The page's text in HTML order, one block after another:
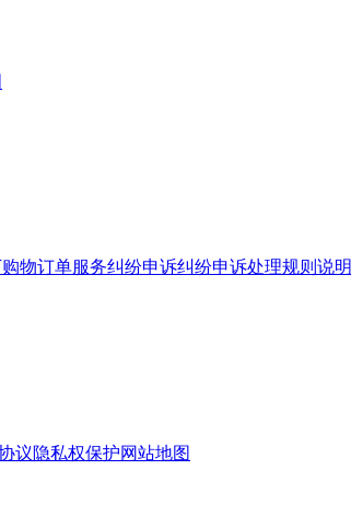
物订单服务纠纷申诉纠纷申诉处理规则说明
议隐私权保护网站地图